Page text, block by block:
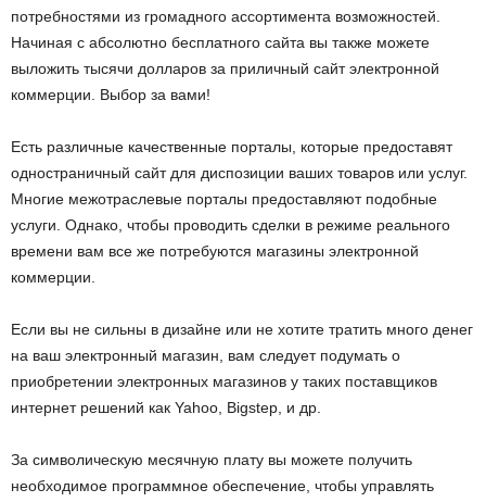
потребностями из громадного ассортимента возможностей.
Начиная с абсолютно бесплатного сайта вы также можете
выложить тысячи долларов за приличный сайт электронной
коммерции. Выбор за вами!
Есть различные качественные порталы, которые предоставят
одностраничный сайт для диспозиции ваших товаров или услуг.
Многие межотраслевые порталы предоставляют подобные
услуги. Однако, чтобы проводить сделки в режиме реального
времени вам все же потребуются магазины электронной
коммерции.
Если вы не сильны в дизайне или не хотите тратить много денег
на ваш электронный магазин, вам следует подумать о
приобретении электронных магазинов у таких поставщиков
интернет решений как Yahoo, Bigstep, и др.
За символическую месячную плату вы можете получить
необходимое программное обеспечение, чтобы управлять